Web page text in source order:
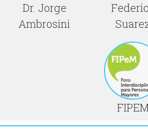
Dr. Jorge
Ambrosini